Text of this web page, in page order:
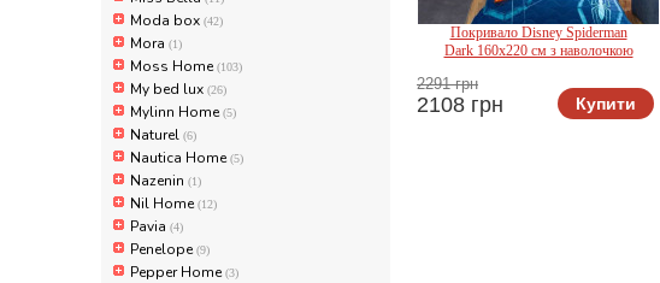
Moda box (42)
Mora (1)
Moss Home(103)
My bed lux (26)
Mylinn Home(5)
Naturel (6)
Nautica Home(5)
Nazenin (1)
Nil Home(12)
Pavia (4)
Penelope(9)
Pepper Home(3)
Покривало Disney Spiderman
Dark 160x220 см з наволочкою
2291 грн
2108 грн Купити